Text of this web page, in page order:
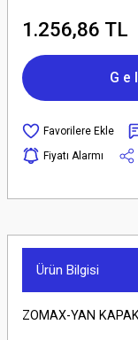
1.256,86 TL
Fiyatı Alarmı
Ürün Bilgisi
ZOMAX-YAN